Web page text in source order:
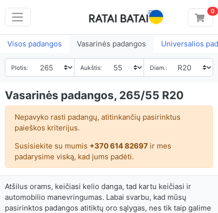
0
Visos padangos Vasarinės padangos Universalios
Plotis: Aukštis: Diam.:
Vasarinės padangos, 265/55 R20
Nepavyko rasti padangų, atitinkančių pasirinktus
paieškos kriterijus.
Susisiekite su mumis +370 614 82697ir mes
padarysime viską, kad jums padėti.
Atšilus orams, keičiasi kelio danga, tad kartu keičiasi ir
automobilio manevringumas. Labai svarbu, kad mūsų
pasirinktos padangos atitiktų oro sąlygas, nes tik taip galime